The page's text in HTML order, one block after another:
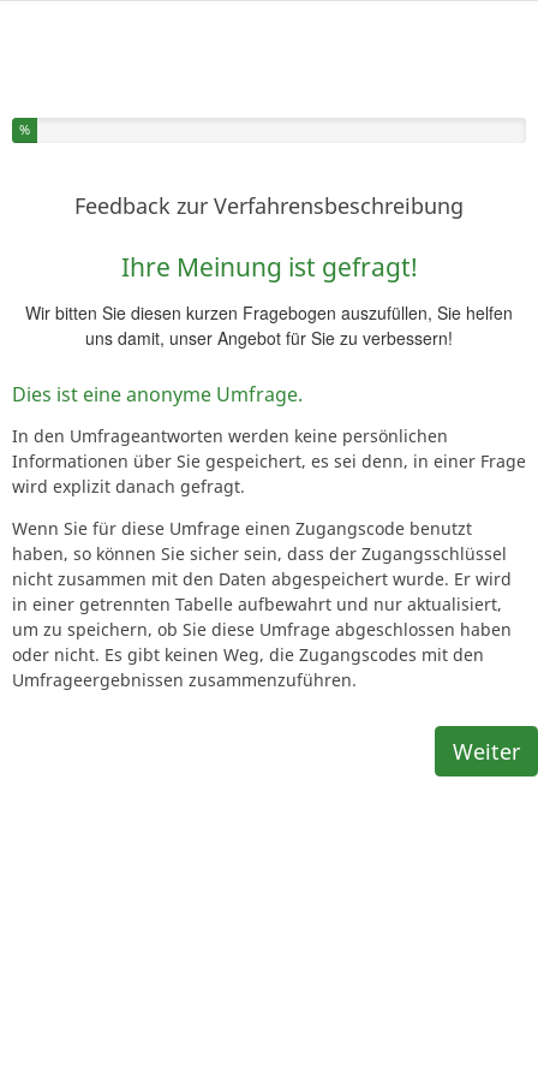
Sie haben % dieser Umfrage fertiggestellt.
%
Feedback zur Verfahrensbeschreibung
Ihre Meinung ist gefragt!
Wir bitten Sie diesen kurzen Fragebogen auszufüllen, Sie helfen
uns damit, unser Angebot für Sie zu verbessern!
Dies ist eine anonyme Umfrage.
In den Umfrageantworten werden keine persönlichen
Informationen über Sie gespeichert, es sei denn, in einer Frage
wird explizit danach gefragt.
Wenn Sie für diese Umfrage einen Zugangscode benutzt
haben, so können Sie sicher sein, dass der Zugangsschlüssel
nicht zusammen mit den Daten abgespeichert wurde. Er wird
in einer getrennten Tabelle aufbewahrt und nur aktualisiert,
um zu speichern, ob Sie diese Umfrage abgeschlossen haben
oder nicht. Es gibt keinen Weg, die Zugangscodes mit den
Umfrageergebnissen zusammenzuführen.
Weiter